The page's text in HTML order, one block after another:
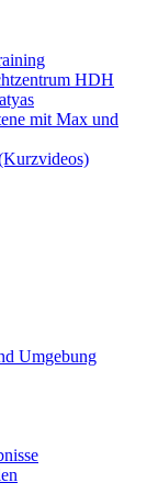
HDH
mit Max und
Umgebung